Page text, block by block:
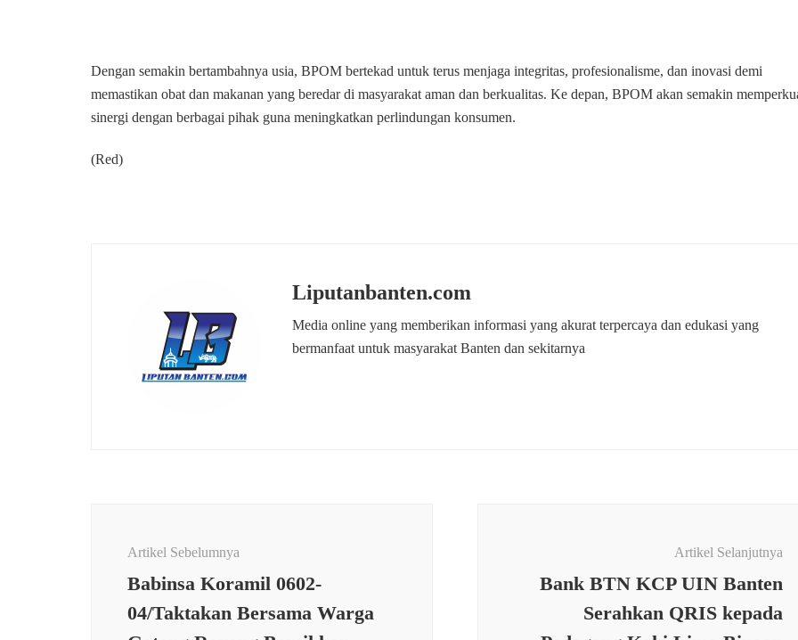
Dengan semakin bertambahnya usia, BPOM bertekad untuk terus menjaga integritas, profesionalisme, dan inovasi demi
memastikan obat dan makanan yang beredar di masyarakat aman dan berkualitas. Ke depan, BPOM akan semakin
sinergi dengan berbagai pihak guna meningkatkan perlindungan konsumen.
(Red)
Liputanbanten.com
Media online yang memberikan informasi yang akurat terpercaya dan edukasi yang
bermanfaat untuk masyarakat Banten dan sekitarnya
Artikel Sebelumnya
Babinsa Koramil 0602-
04/Taktakan Bersama Warga
Artikel Selanjutnya
Bank BTN KCP UIN Banten
Serahkan QRIS kepada